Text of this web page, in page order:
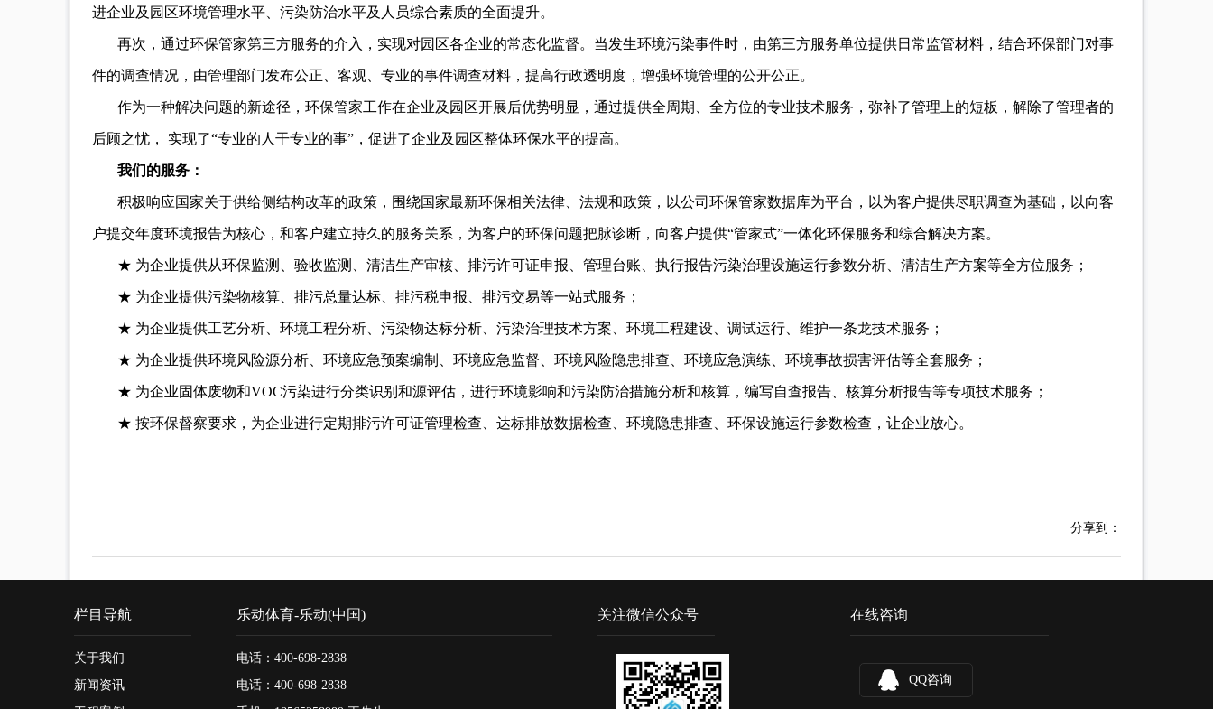
进企业及园区环境管理水平、污染防治水平及人员综合素质的全面提升。
再次，通过环保管家第三方服务的介入，实现对园区各企业的常态化监督。当发生环境污染事件时，由第三方服务单位提供日常监管材料，结合环保部门对事
件的调查情况，由管理部门发布公正、客观、专业的事件调查材料，提高行政透明度，增强环境管理的公开公正。
作为一种解决问题的新途径，环保管家工作在企业及园区开展后优势明显，通过提供全周期、全方位的专业技术服务，弥补了管理上的短板，解除了管理者的
后顾之忧， 实现了“专业的人干专业的事”，促进了企业及园区整体环保水平的提高。
我们的服务：
积极响应国家关于供给侧结构改革的政策，围绕国家最新环保相关法律、法规和政策，以公司环保管家数据库为平台，以为客户提供尽职调查为基础，以向客
户提交年度环境报告为核心，和客户建立持久的服务关系，为客户的环保问题把脉诊断，向客户提供“管家式”一体化环保服务和综合解决方案。
★ 为企业提供从环保监测、验收监测、清洁生产审核、排污许可证申报、管理台账、执行报告污染治理设施运行参数分析、清洁生产方案等全方位服务；
★ 为企业提供污染物核算、排污总量达标、排污税申报、排污交易等一站式服务；
★ 为企业提供工艺分析、环境工程分析、污染物达标分析、污染治理技术方案、环境工程建设、调试运行、维护一条龙技术服务；
★ 为企业提供环境风险源分析、环境应急预案编制、环境应急监督、环境风险隐患排查、环境应急演练、环境事故损害评估等全套服务；
★ 为企业固体废物和VOC污染进行分类识别和源评估，进行环境影响和污染防治措施分析和核算，编写自查报告、核算分析报告等专项技术服务；
★ 按环保督察要求，为企业进行定期排污许可证管理检查、达标排放数据检查、环境隐患排查、环保设施运行参数检查，让企业放心。
分享到：
栏目导航
关于我们
新闻资讯
乐动体育-乐动(中国)
电话：400-698-2838
电话：400-698-2838
关注微信公众号 在线咨询
QQ咨询